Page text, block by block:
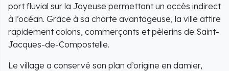
port fluvial sur la Joyeuse permettant un accès indirect
à l’océan. Grâce à sa charte avantageuse, la ville attire
rapidement colons, commerçants et pèlerins de Saint-
Jacques-de-Compostelle.
Le village a conservé son plan d’origine en damier,